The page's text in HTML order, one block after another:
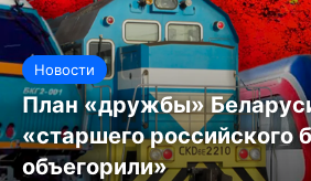
Новости
План «дружбы»
«старшего российского
объегорили»